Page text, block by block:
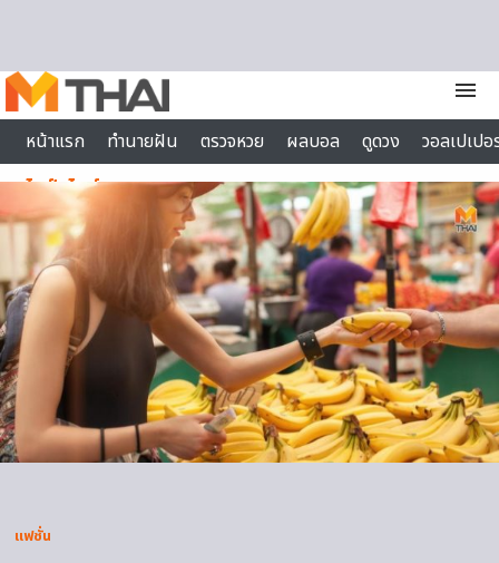
menu
หน้าแรก
ทำนายฝัน ตรวจหวย ผลบอล ดูดวง
วอลเปเป
ไลฟ์สไตล์
แฟชั่น